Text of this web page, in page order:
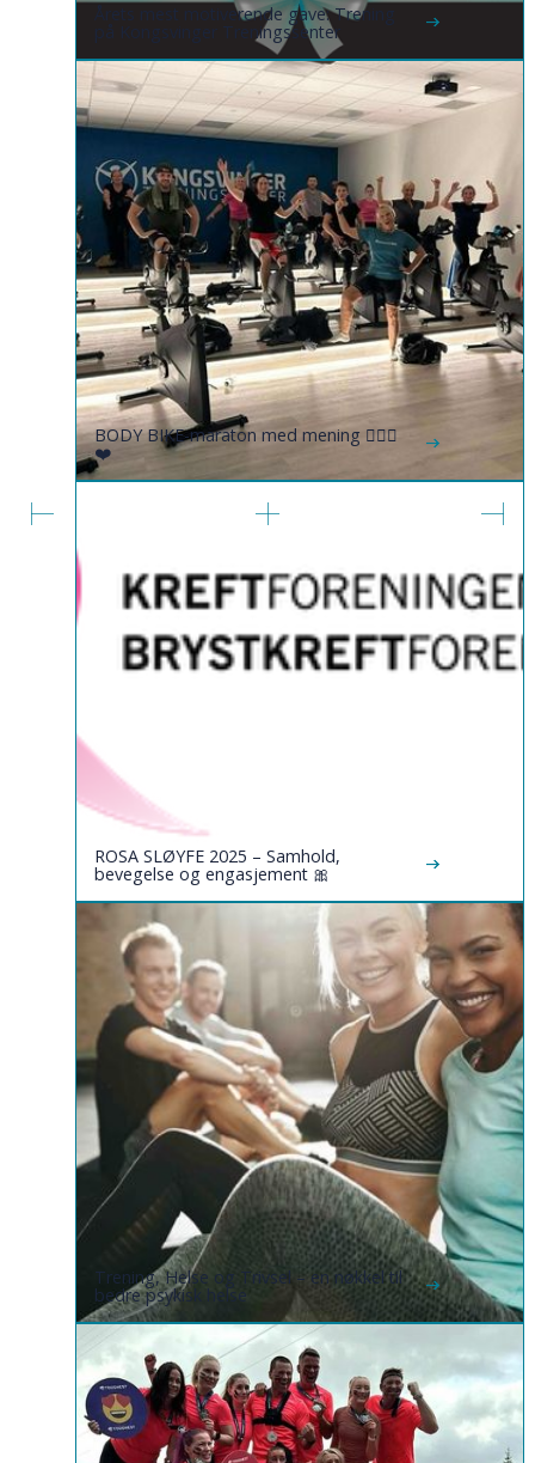
Årets mest motiverende gave: Trening
på Kongsvinger Treningssenter
BODY BIKE-maraton med mening 🚴🏼‍♀️
❤️
ROSA SLØYFE 2025 – Samhold,
bevegelse og engasjement 🎀
Trening, Helse og Trivsel – en nøkkel til
bedre psykisk helse